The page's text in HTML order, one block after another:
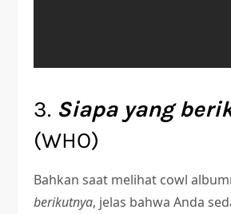
3. Siapa yang
(WHO)
Bahkan saat melihat cowl
berikutnya, jelas bahwa Anda